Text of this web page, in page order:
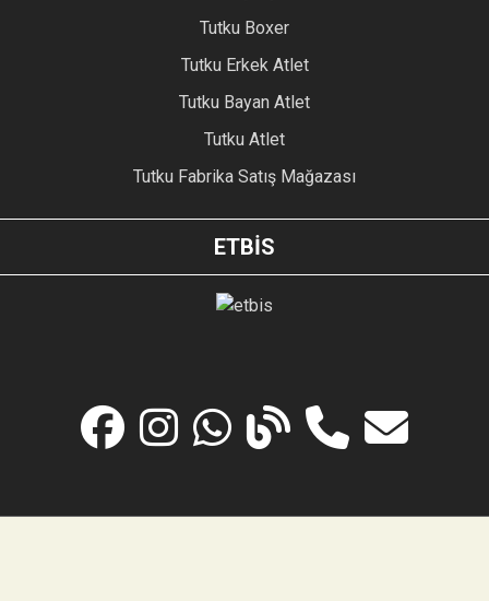
Tutku Boxer
Tutku Erkek Atlet
Tutku Bayan Atlet
Tutku Atlet
Tutku Fabrika Satış Mağazası
ETBİS